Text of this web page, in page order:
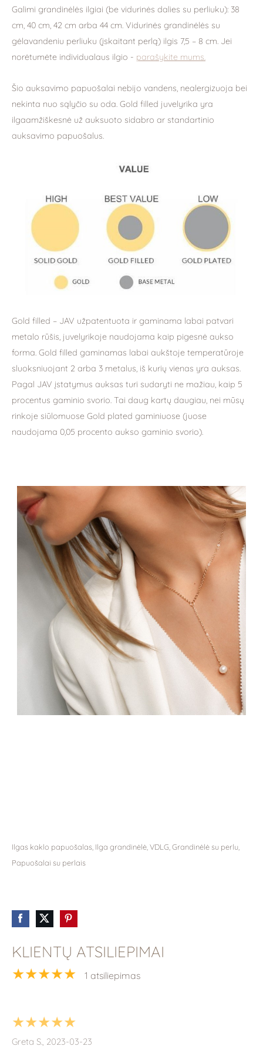
Galimi grandinėlės ilgiai (be vidurinės dalies su perliuku): 38
cm, 40 cm, 42 cm arba 44 cm. Vidurinės grandinėlės su
gėlavandeniu perliuku (įskaitant perlą) ilgis 7,5 – 8 cm. Jei
norėtumėte individualaus ilgio - parašykite mums.
Šio auksavimo papuošalai nebijo vandens, nealergizuoja bei
nekinta nuo sąlyčio su oda. Gold filled juvelyrika yra
ilgaamžiškesnė už auksuoto sidabro ar standartinio
auksavimo papuošalus.
Gold filled – JAV užpatentuota ir gaminama labai patvari
metalo rūšis, juvelyrikoje naudojama kaip pigesnė aukso
forma. Gold filled gaminamas labai aukštoje temperatūroje
sluoksniuojant 2 arba 3 metalus, iš kurių vienas yra auksas.
Pagal JAV įstatymus auksas turi sudaryti ne mažiau, kaip 5
procentus gaminio svorio. Tai daug kartų daugiau, nei mūsų
rinkoje siūlomuose Gold plated gaminiuose (juose
naudojama 0,05 procento aukso gaminio svorio).
Ilgas kaklo papuošalas, Ilga grandinėlė, VDLG, Grandinėlė su perlu,
Papuošalai su perlais
KLIENTŲ ATSILIEPIMAI
★★★★★ 1 atsiliepimas
★★★★★
Greta S., 2023-03-23